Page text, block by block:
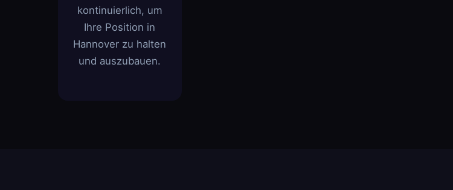
kontinuierlich, um
Ihre Position in
Hannover zu halten
und auszubauen.